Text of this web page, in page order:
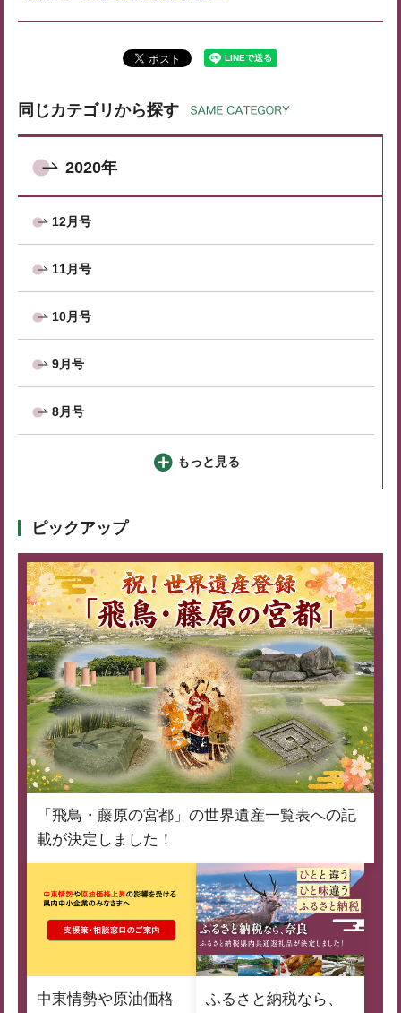
同じカテゴリから探す
2020年
12月号
11月号
10月号
9月号
8月号
もっと見る
ピックアップ
「飛鳥・藤原の宮都」の世界遺産一覧表への記
載が決定しました！
中東情勢や原油価格
ふるさと納税なら、